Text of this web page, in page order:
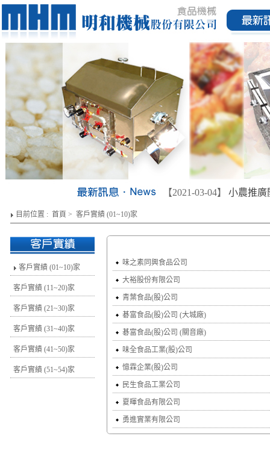
【2021-03-04】 小農推
目前位置 : 首頁 > 客戶實績 (01~10)家
客戶實績 (01~10)家
客戶實績 (11~20)家
客戶實績 (21~30)家
客戶實績 (31~40)家
客戶實績 (41~50)家
客戶實績 (51~54)家
味之素同興食品公司
大裕股份有限公司
青葉食品(股)公司
碁富食品(股)公司 (大城廠)
碁富食品(股)公司 (關音廠)
味全食品工業(股)公司
憶霖企業(股)公司
民生食品工業公司
夏暉食品有限公司
勇進實業有限公司